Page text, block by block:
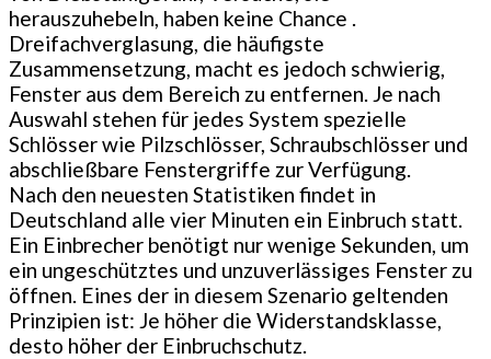
herauszuhebeln, haben keine Chance .
Dreifachverglasung, die häufigste
Zusammensetzung, macht es jedoch schwierig,
Fenster aus dem Bereich zu entfernen. Je nach
Auswahl stehen für jedes System spezielle
Schlösser wie Pilzschlösser, Schraubschlösser und
abschließbare Fenstergriffe zur Verfügung.
Nach den neuesten Statistiken findet in
Deutschland alle vier Minuten ein Einbruch statt.
Ein Einbrecher benötigt nur wenige Sekunden, um
ein ungeschütztes und unzuverlässiges Fenster zu
öffnen. Eines der in diesem Szenario geltenden
Prinzipien ist: Je höher die Widerstandsklasse,
desto höher der Einbruchschutz.